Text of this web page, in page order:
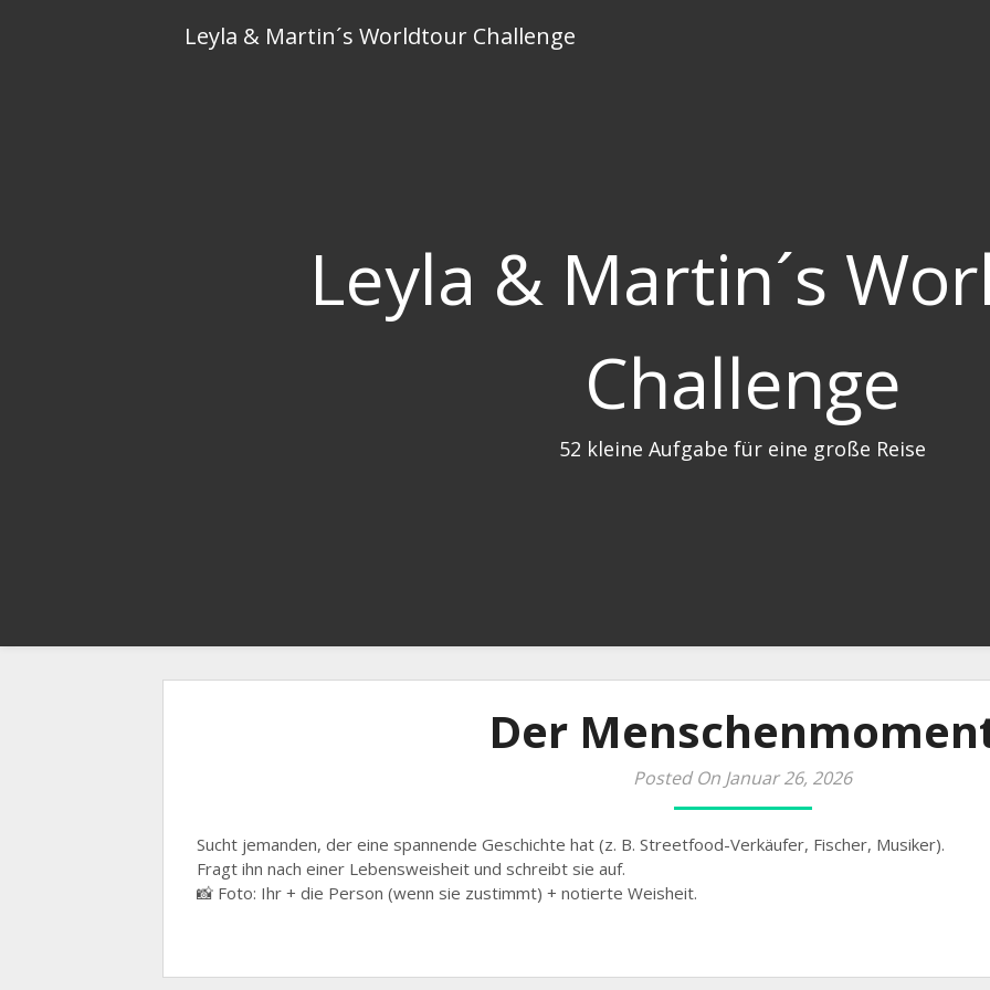
Leyla & Martin´s Worldtour Challenge
Leyla & Martin´s
Challenge
52 kleine Aufgabe für eine große Reise
Der
Posted On Januar 26, 2026
Sucht jemanden, der eine spannende Geschichte hat (z. B. Streetfood-Verkäufer, Fischer, Musiker).
Fragt ihn nach einer Lebensweisheit und schreibt sie auf.
📸 Foto: Ihr + die Person (wenn sie zustimmt) + notierte Weisheit.